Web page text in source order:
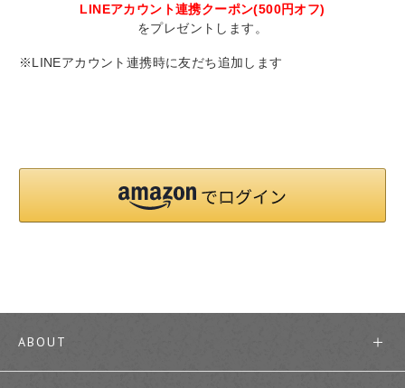
LINEアカウント連携クーポン(500円オフ)
をプレゼントします。
※LINEアカウント連携時に友だち追加します
ABOUT